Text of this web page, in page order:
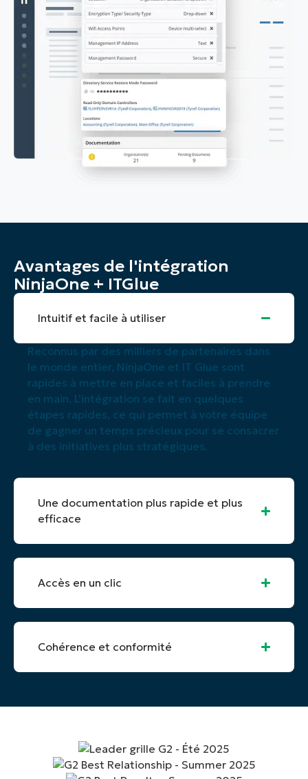
Avantages de l'intégration
NinjaOne + ITGlue
Intuitif et facile à utiliser
Reconnus par des milliers de partenaires dans
le monde entier, NinjaOne et IT Glue sont
rapides à mettre en place et faciles à prendre
en main. L’intégration se fait en quelques
étapes rapides, ce qui permet à votre équipe
de gagner un temps précieux pour se consacrer
à des initiatives plus stratégiques.
Une documentation plus rapide et plus
efficace
Accès en un clic
Cohérence et conformité